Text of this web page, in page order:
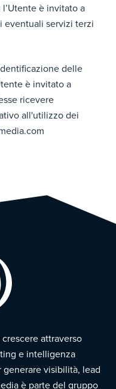
mett
e il
to
tratt
entir
navi
gazi
one
è invitato a
eventuali servizi terzi
delle
è invitato a
ricevere
all'utilizzo dei
attraverso
e intelligenza
visibilità, lead
è parte del gruppo